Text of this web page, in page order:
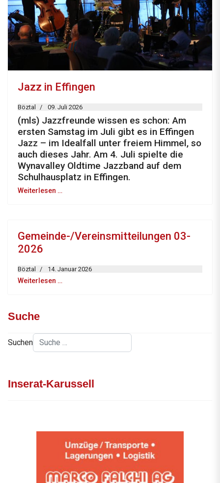
Jazz in Effingen
Böztal 09. Juli 2026
(mls) Jazzfreunde wissen es schon: Am
ersten Samstag im Juli gibt es in Effingen
Jazz – im Idealfall unter freiem Himmel, so
auch dieses Jahr. Am 4. Juli spielte die
Wynavalley Oldtime Jazzband auf dem
Schulhausplatz in Effingen.
Weiterlesen …
Gemeinde-/Vereinsmitteilungen 03-
2026
Böztal 14. Januar 2026
Weiterlesen …
Suche
Suchen
Inserat-Karussell